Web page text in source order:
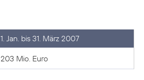
1. Jan. bis 31. März 2007
203 Mio. Euro